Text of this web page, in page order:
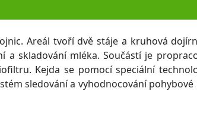
Areál tvoří dvě stáje a kruhová
skladování mléka. Součástí je
Kejda se pomocí speciální
sledování a vyhodnocování